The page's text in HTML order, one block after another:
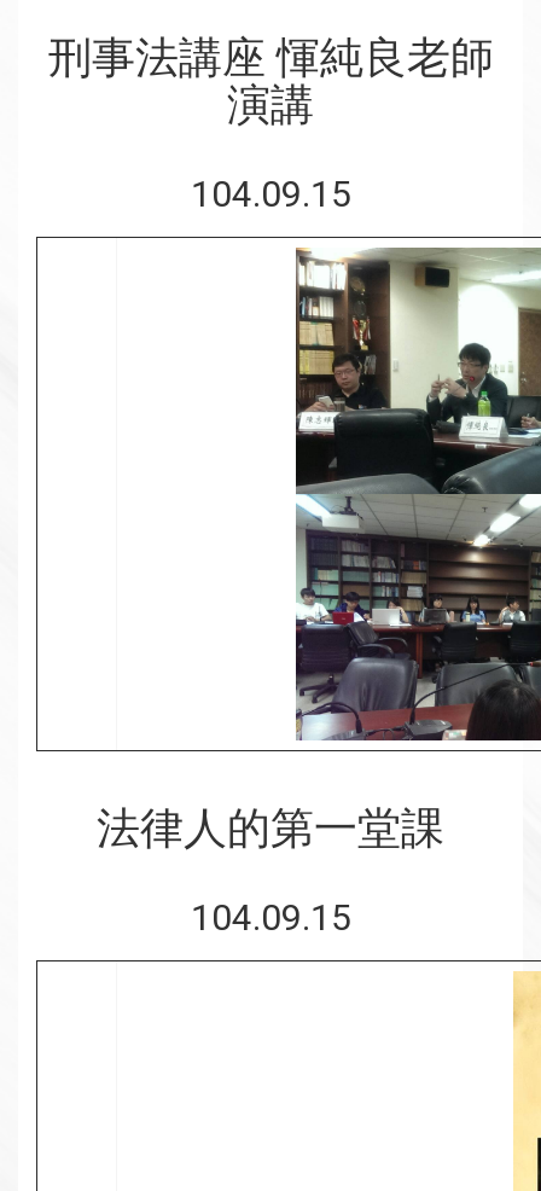
刑事法講座 惲純良老師
演講
104.09.15
法律人的第一堂課
104.09.15